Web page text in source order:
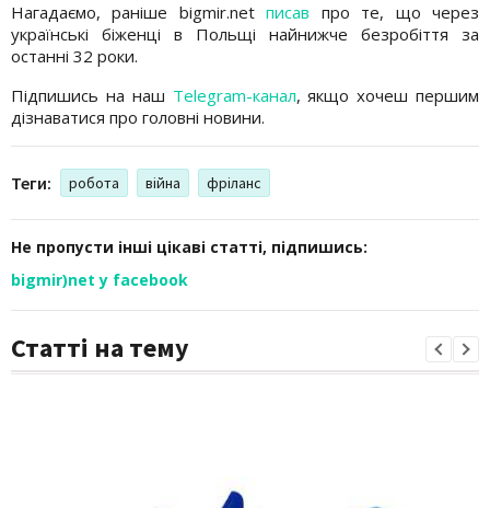
Нагадаємо, раніше bigmir.netписав про те, що через
українські біженці в Польщі найнижче безробіття за
останні 32 роки.
Підпишись на наш Telegram-канал, якщо хочеш першим
дізнаватися про головні новини.
Теги: робота війна фріланс
Не пропусти інші цікаві статті, підпишись:
bigmir)net у facebook
Статті на тему